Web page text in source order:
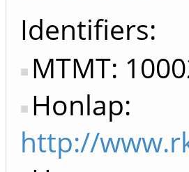
Identifiers
MTMT:
Honlap:
http://